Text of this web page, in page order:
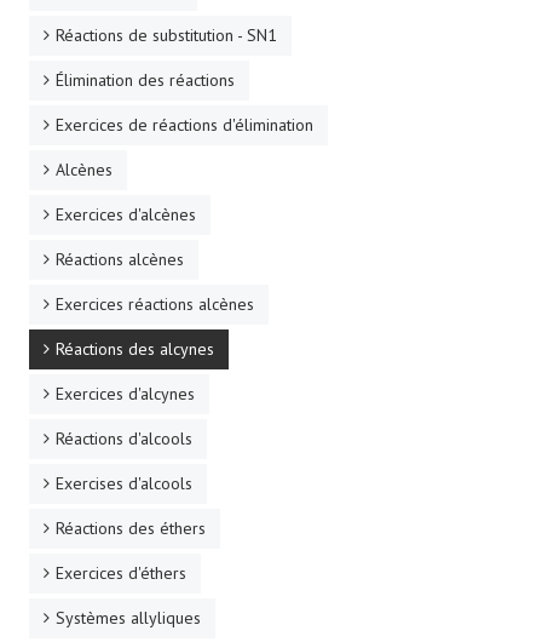
Réactions de substitution - SN1
Élimination des réactions
Exercices de réactions d'élimination
Alcènes
Exercices d'alcènes
Réactions alcènes
Exercices réactions alcènes
Réactions des alcynes
Exercices d'alcynes
Réactions d'alcools
Exercises d'alcools
Réactions des éthers
Exercices d'éthers
Systèmes allyliques